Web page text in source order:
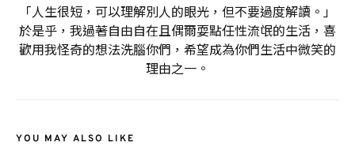
「人生很短，可以理解別人的眼光，但不要過度解讀。」
於是乎，我過著自由自在且偶爾耍點任性流氓的生活，喜
歡用我怪奇的想法洗腦你們，希望成為你們生活中微笑的
理由之一。
YOU MAY ALSO LIKE